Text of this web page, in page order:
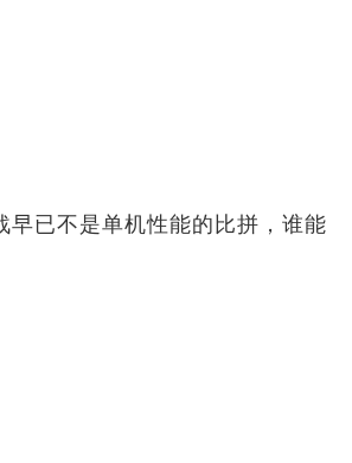
早已不是单机性能的比拼，谁能